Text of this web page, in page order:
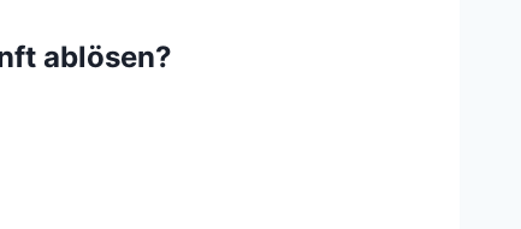
ablösen?